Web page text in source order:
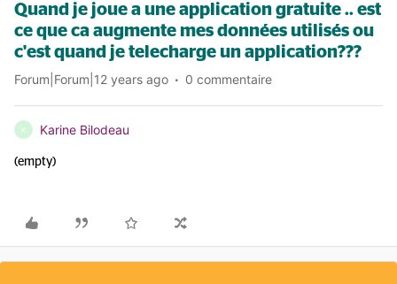
Quand je joue a une application gratuite .. est
ce que ca augmente mes données utilisés ou
c'est quand je telecharge un application???
Forum|Forum|12 years ago 0 commentaire
K Karine Bilodeau
(empty)